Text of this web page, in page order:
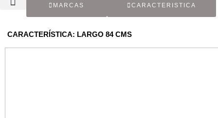
MARCAS CARACTERISTICA
CARACTERÍSTICA: LARGO 84 CMS